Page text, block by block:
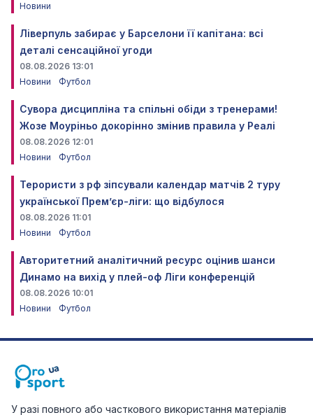
Новини
Ліверпуль забирає у Барселони її капітана: всі
деталі сенсаційної угоди
08.08.2026 13:01
Новини
Футбол
Сувора дисципліна та спільні обіди з тренерами!
Жозе Моуріньо докорінно змінив правила у Реалі
08.08.2026 12:01
Новини
Футбол
Терористи з рф зіпсували календар матчів 2 туру
української Прем’єр-ліги: що відбулося
08.08.2026 11:01
Новини
Футбол
Авторитетний аналітичний ресурс оцінив шанси
Динамо на вихід у плей-оф Ліги конференцій
08.08.2026 10:01
Новини
Футбол
У разі повного або часткового використання матеріалів